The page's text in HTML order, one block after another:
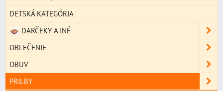
DETSKÁ KATEGÓRIA
DARČEKY A INÉ
OBLEČENIE
OBUV
PRILBY